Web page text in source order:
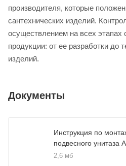
производителя, которые
сантехнических изделий.
осуществлением на всех этапах
продукции: от ее разработки до
изделий.
Документы
Инструкция по
подвесного унитаза
2,6 мб